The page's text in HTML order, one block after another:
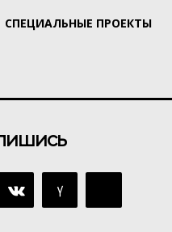
СПЕЦИАЛЬНЫЕ ПРОЕКТЫ